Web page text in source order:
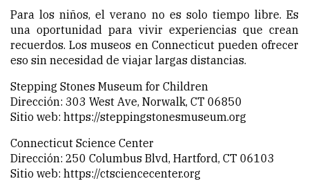
Para los niños, el verano no es solo tiempo libre. Es
una oportunidad para vivir experiencias que crean
recuerdos. Los museos en Connecticut pueden ofrecer
eso sin necesidad de viajar largas distancias.
Stepping Stones Museum for Children
Dirección: 303 West Ave, Norwalk, CT 06850
Sitio web: https://steppingstonesmuseum.org
Connecticut Science Center
Dirección: 250 Columbus Blvd, Hartford, CT 06103
Sitio web: https://ctsciencecenter.org